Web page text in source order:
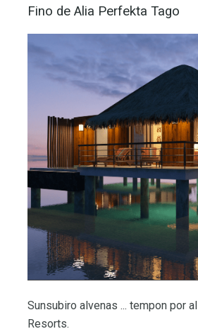
Fino de Alia Perfekta Tago
Sunsubiro alvenas ... tempon por
Resorts.